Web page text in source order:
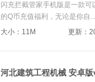
闪充拦截管家手机版是一款
的Q币充值福利，无论是你自...
大小：11M 更新：
河北建筑工程机械 安卓